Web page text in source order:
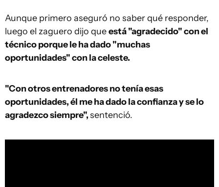
Aunque primero aseguró no saber qué responder,
luego el zaguero dijo queestá "agradecido" con el
técnico porque le ha dado "muchas
oportunidades" con la celeste.
"Con otros entrenadores no tenía esas
oportunidades, él me ha dado la confianza y se lo
agradezco siempre",sentenció.